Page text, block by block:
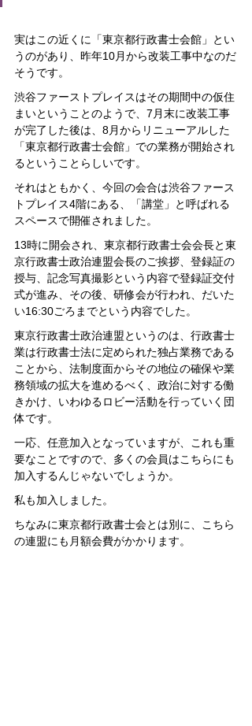
実はこの近くに「東京都行政書士会館」とい
うのがあり、昨年10月から改装工事中なのだ
そうです。
渋谷ファーストプレイスはその期間中の仮住
まいということのようで、7月末に改装工事
が完了した後は、8月からリニューアルした
「東京都行政書士会館」での業務が開始され
るということらしいです。
それはともかく、今回の会合は渋谷ファース
トプレイス4階にある、「講堂」と呼ばれる
スペースで開催されました。
13時に開会され、東京都行政書士会会長と東
京行政書士政治連盟会長のご挨拶、登録証の
授与、記念写真撮影という内容で登録証交付
式が進み、その後、研修会が行われ、だいた
い16:30ごろまでという内容でした。
東京行政書士政治連盟というのは、行政書士
業は行政書士法に定められた独占業務である
ことから、法制度面からその地位の確保や業
務領域の拡大を進めるべく、政治に対する働
きかけ、いわゆるロビー活動を行っていく団
体です。
一応、任意加入となっていますが、これも重
要なことですので、多くの会員はこちらにも
加入するんじゃないでしょうか。
私も加入しました。
ちなみに東京都行政書士会とは別に、こちら
の連盟にも月額会費がかかります。